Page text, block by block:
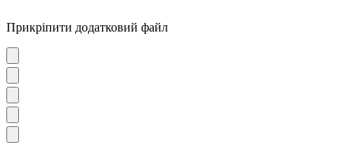
Прикріпити додатковий файл